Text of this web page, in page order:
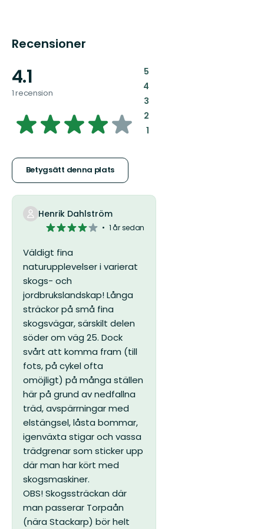
Recensioner
4.1
1 recension
4.095811051693405
5
stjärnor
Betygsätt denna plats
5:
4:
3:
2:
1:
Henrik Dahlström
4
5
stjärnor
1 år sedan
Väldigt fina
naturupplevelser i varierat
skogs- och
jordbrukslandskap! Långa
sträckor på små fina
skogsvägar, särskilt delen
söder om väg 25. Dock
svårt att komma fram (till
fots, på cykel ofta
omöjligt) på många ställen
här på grund av nedfallna
träd, avspärrningar med
elstängsel, låsta bommar,
igenväxta stigar och vassa
trädgrenar som sticker upp
där man har kört med
skogsmaskiner.
OBS! Skogssträckan där
man passerar Torpaån
(nära Stackarp) bör helt